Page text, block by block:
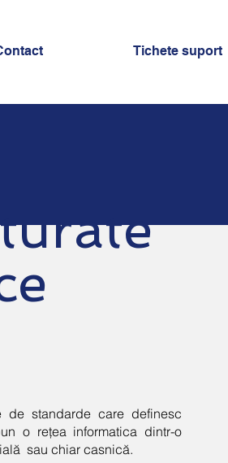
Tichete suport
de standarde care definesc
o rețea informatica dintr-o
sau chiar casnică.